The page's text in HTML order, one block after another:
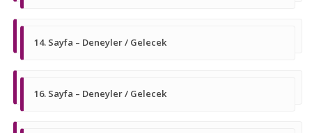
14. Sayfa – Deneyler / Gelecek
16. Sayfa – Deneyler / Gelecek